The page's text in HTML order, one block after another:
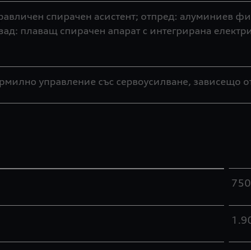
спирачен асистент; отпред: алуминиев
плаващ спирачен апарат с интегрирана
управление със сервоусилване, зависещо
750